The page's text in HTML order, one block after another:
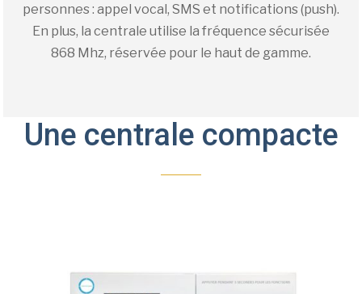
personnes : appel vocal, SMS et notifications (push).
En plus, la centrale utilise la fréquence sécurisée
868 Mhz, réservée pour le haut de gamme.
Une centrale compacte